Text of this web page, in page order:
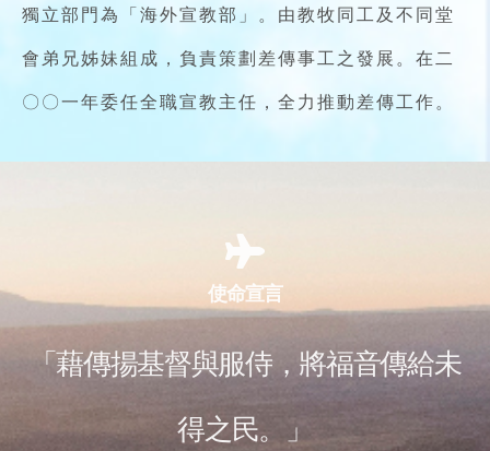
獨立部門為「海外宣教部」。由教牧同工及不同堂
會弟兄姊妹組成，負責策劃差傳事工之發展。在二
〇〇一年委任全職宣教主任，全力推動差傳工作。
使命宣言
「藉傳揚基督與服侍，將福音傳給未
得之民。」